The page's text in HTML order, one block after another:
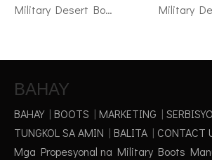
Waterproof Military Desert Boots: Kailan Talaga Ito Kailangan ng mga Sundalo
BAHAY
BAHAY | BOOTS | MARKETING | SERBISYO
TUNGKOL SA AMIN | BALITA | CONTACT
Mga Propesyonal na Military Boots